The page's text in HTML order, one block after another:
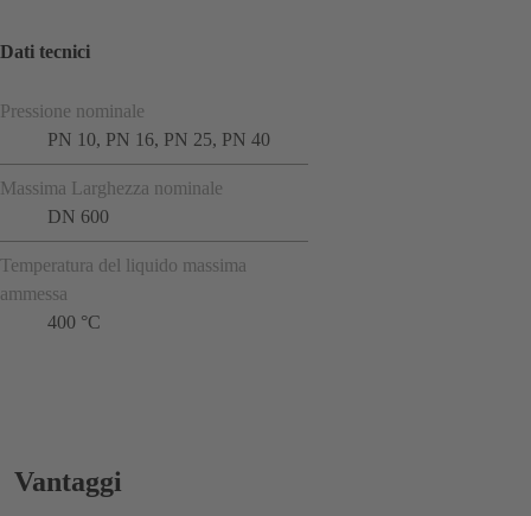
Dati tecnici
Pressione nominale
PN 10, PN 16, PN 25, PN 40
Massima Larghezza nominale
DN 600
Temperatura del liquido massima
ammessa
400 °C
Vantaggi